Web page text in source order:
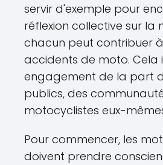
servir d'exemple pour
réflexion collective sur la
chacun peut contribuer
accidents de moto. Cela
engagement de la part
publics, des
motocyclistes eux-
Pour commencer, les
doivent prendre